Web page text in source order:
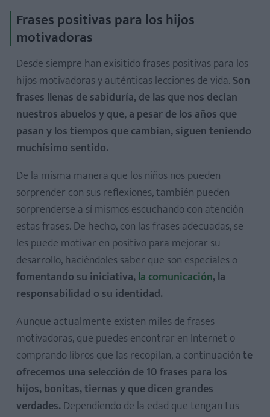
Frases positivas para los hijos
motivadoras
Desde siempre han exisitido frases positivas para los
hijos motivadoras y auténticas lecciones de vida. Son
frases llenas de sabiduría, de las que nos decían
nuestros abuelos y que, a pesar de los años que
pasan y los tiempos que cambian, siguen teniendo
muchísimo sentido.
De la misma manera que los niños nos pueden
sorprender con sus reflexiones, también pueden
sorprenderse a sí mismos escuchando con atención
estas frases. De hecho, con las frases adecuadas, se
les puede motivar en positivo para mejorar su
desarrollo, haciéndoles saber que son especiales o
fomentando su iniciativa,la comunicación, la
responsabilidad o su identidad.
Aunque actualmente existen miles de frases
motivadoras, que puedes encontrar en Internet o
comprando libros que las recopilan, a continuaciónte
ofrecemos una selección de 10 frases para los
hijos, bonitas, tiernas y que dicen grandes
verdades. Dependiendo de la edad que tengan tus